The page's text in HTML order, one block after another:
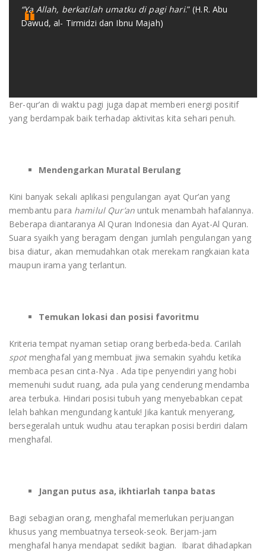
“Ya Allah, berkatilah umatku di pagi hari.” (H.R. Abu
Dawud, al- Tirmidzi dan Ibnu Majah)
Ber-qur’an di waktu pagi juga dapat memberi energi positif
yang berdampak baik terhadap aktivitas kita sehari penuh.
Mendengarkan Muratal Berulang
Kini banyak sekali aplikasi pengulangan ayat Qur’an yang
membantu para hamilul Qur’anuntuk menambah hafalannya.
Beberapa diantaranya Al Quran Indonesia dan Ayat-Al Quran.
Suara syaikh yang beragam dengan jumlah pengulangan yang
bisa diatur, akan memudahkan otak merekam rangkaian kata
maupun irama yang terlantun.
Temukan lokasi dan posisi favoritmu
Kriteria tempat nyaman setiap orang berbeda-beda. Carilah
spotmenghafal yang membuat jiwa semakin syahdu ketika
membaca pesan cinta-Nya . Ada tipe penyendiri yang hobi
memenuhi sudut ruang, ada pula yang cenderung mendamba
area terbuka. Hindari posisi tubuh yang menyebabkan cepat
lelah bahkan mengundang kantuk! Jika kantuk menyerang,
bersegeralah untuk wudhu atau terapkan posisi berdiri dalam
menghafal.
Jangan putus asa, ikhtiarlah tanpa batas
Bagi sebagian orang, menghafal memerlukan perjuangan
khusus yang membuatnya terseok-seok. Berjam-jam
menghafal hanya mendapat sedikit bagian. Ibarat dihadapkan